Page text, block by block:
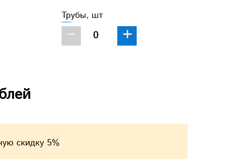
Трубы, шт
− +
скидку 5%